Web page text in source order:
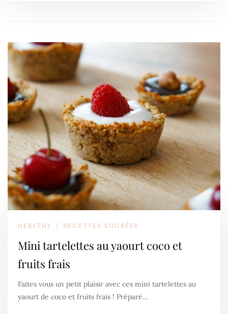
HEALTHY / RECETTES SUCRÉES
Mini tartelettes au yaourt coco et
fruits frais
Faites vous un petit plaisir avec ces mini tartelettes au
yaourt de coco et fruits frais ! Préparé…